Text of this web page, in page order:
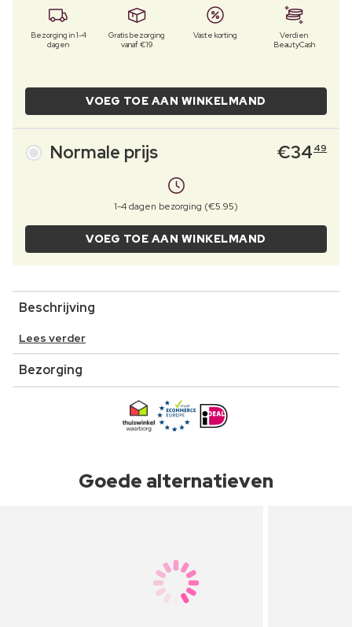
Bezorging in 1-4
dagen
Gratis bezorging
vanaf €19
Vaste korting
Verdien
BeautyCash
VOEG TOE AAN WINKELMAND
Normale prijs €34 49
1-4 dagen bezorging (€5.95)
VOEG TOE AAN WINKELMAND
Beschrijving
Lees verder
Bezorging
Goede alternatieven